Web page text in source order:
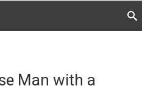
Man with a